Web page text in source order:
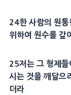
24한 사람의 원
위하여 원수를 갚
25저는 그 형제 들
시는 것을 깨달으
더라